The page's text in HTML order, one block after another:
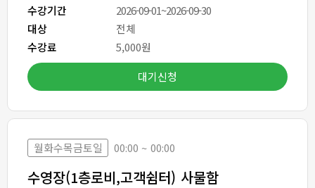
수강기간
2026-09-01~2026-09-30
대상
전체
수강료
5,000원
대기신청
수영장(1층로비,고객쉼터) 사물함
월화수목금토일 00:00 ~ 00:00